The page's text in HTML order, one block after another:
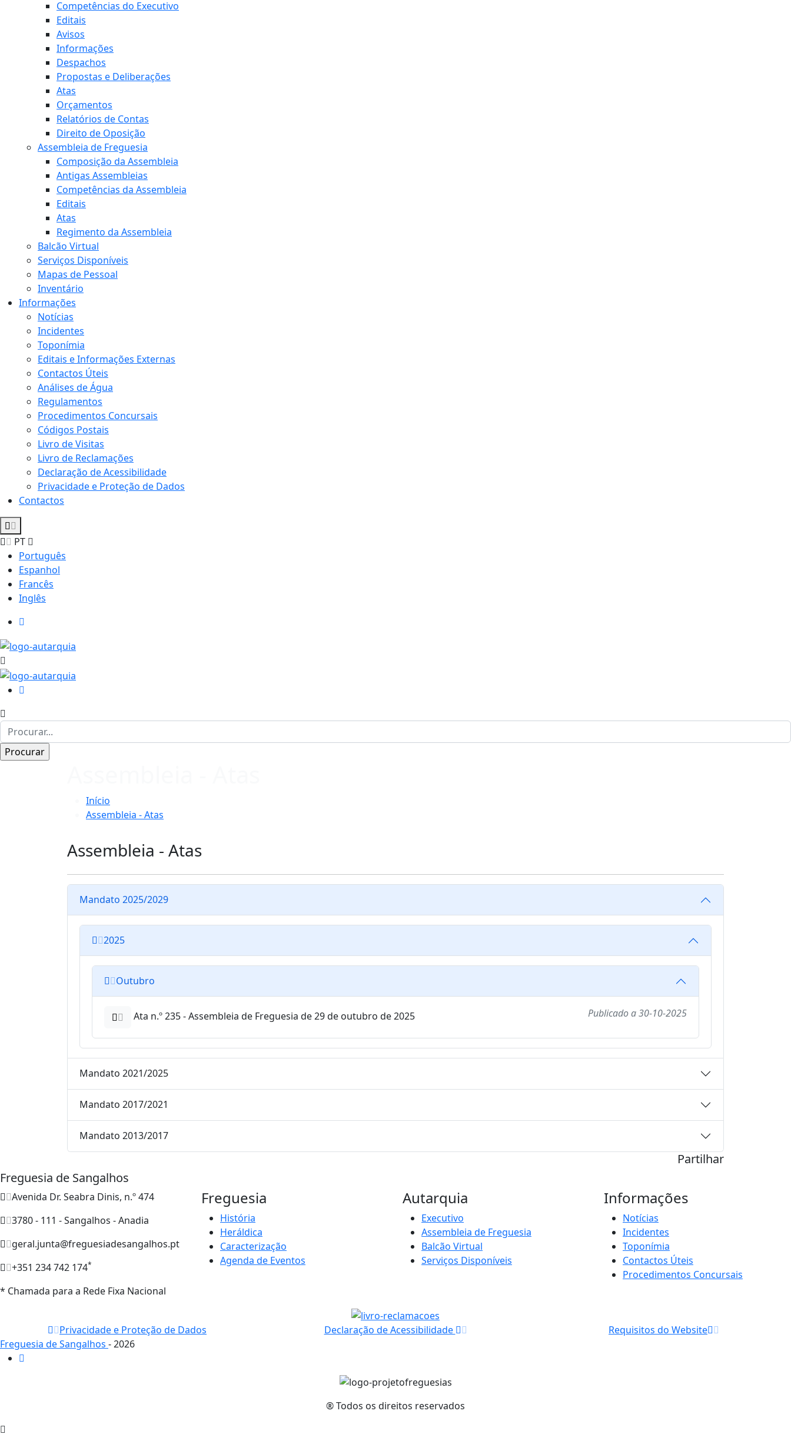
Competências do Executivo
Editais
Avisos
Informações
Despachos
Propostas e Deliberações
Atas
Orçamentos
Relatórios de Contas
Direito de Oposição
Assembleia de Freguesia
Composição da Assembleia
Antigas Assembleias
Competências da Assembleia
Editais
Atas
Regimento da Assembleia
Balcão Virtual
Serviços Disponíveis
Mapas de Pessoal
Inventário
Informações
Notícias
Incidentes
Toponímia
Editais e Informações Externas
Contactos Úteis
Análises de Água
Regulamentos
Procedimentos Concursais
Códigos Postais
Livro de Visitas
Livro de Reclamações
Declaração de Acessibilidade
Privacidade e Proteção de Dados
Contactos
PT
Português
Espanhol
Francês
Inglês
Início
Assembleia - Atas
Assembleia - Atas
Mandato 2025/2029
2025
Outubro
Ata n.º 235 - Assembleia de Freguesia de 29 de outubro de 2025 Publicado a30-10-2025
Mandato 2021/2025
Mandato 2017/2021
Mandato 2013/2017
Partilhar
Freguesia de Sangalhos
Avenida Dr. Seabra Dinis, n.º 474
3780 - 111 - Sangalhos - Anadia
geral.junta@freguesiadesangalhos.pt
+351 234 742 174*
* Chamada para a Rede Fixa Nacional
Freguesia
História
Heráldica
Caracterização
Agenda de Eventos
Autarquia
Executivo
Assembleia de Freguesia
Balcão Virtual
Serviços Disponíveis
Informações
Notícias
Incidentes
Toponímia
Contactos Úteis
Procedimentos Concursais
Privacidade e Proteção de Dados Declaração de Acessibilidade
Requisitos do Website
Freguesia de Sangalhos - 2026
® Todos os direitos reservados